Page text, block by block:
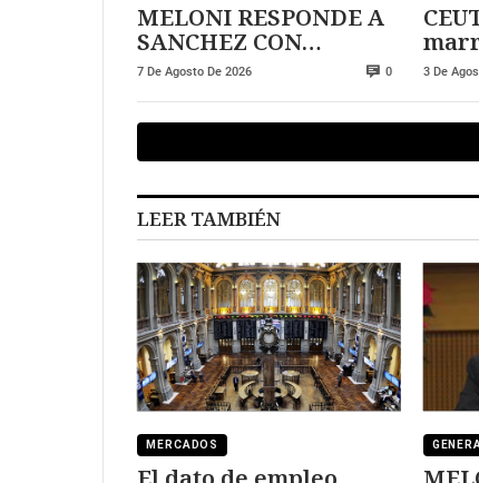
MELONI RESPONDE A
SANCHEZ CON
DUREZA
7 De Agosto De 2026 0 en la
3 De
LEER TAMBIÉN
MERCADOS